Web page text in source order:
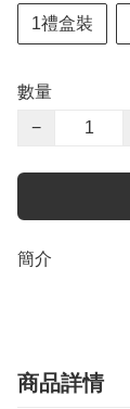
1禮盒裝
數量
−
簡介
商品詳情